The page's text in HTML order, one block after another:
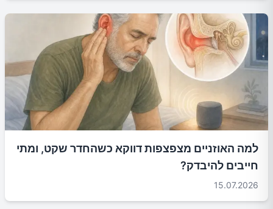
למה האוזניים מצפצפות דווקא כשהחדר שקט, ומתי
חייבים להיבדק?
15.07.2026